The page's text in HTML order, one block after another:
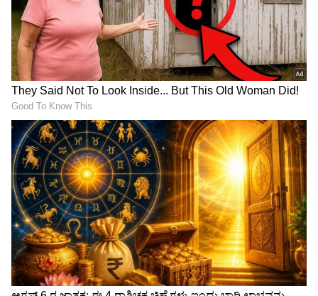
ಮಂತ್ರಿಗಿರಿ ಸಿಗದ್ದಕ್ಕೆ ನೋವಿಲ್ಲ,
ಇಂಡಿ ಶಾಸಕ
ಯಶವಂತರಾಯಗೌಡ ಪಾಟೀಲ
ಸಿಎಂ ಡಿ.ಕೆ.ಶಿವಕುಮಾರ್,
ಚಕ್ರಾಯುಧ ಕೆಳಗಿಳಿಸ್ತಾರ ಕೃಷ್ಣಪ್ಪ!
ರಾಜೀನಾಮೆ ವಾಪಸ್ ಪಡೆದ
ಶಾಸಕ ಯಶವಂತರಾಯಗೌಡ
CM ಡಿಕೆ ಶಿವಕುಮಾರ್‌ಗೆ MB
ಪಾಟೀಲರನ್ನು ಸಚಿವರಾಗಿಸೋ